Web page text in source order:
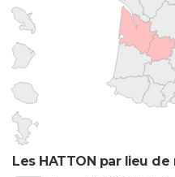
Les HATTON par lieu de